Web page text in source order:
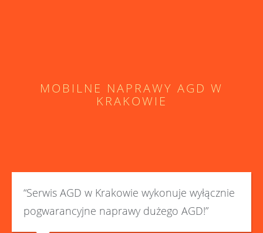
MOBILNE NAPRAWY AGD W
KRAKOWIE
“Serwis AGD w Krakowie wykonuje wyłącznie
pogwarancyjne naprawy dużego AGD!”